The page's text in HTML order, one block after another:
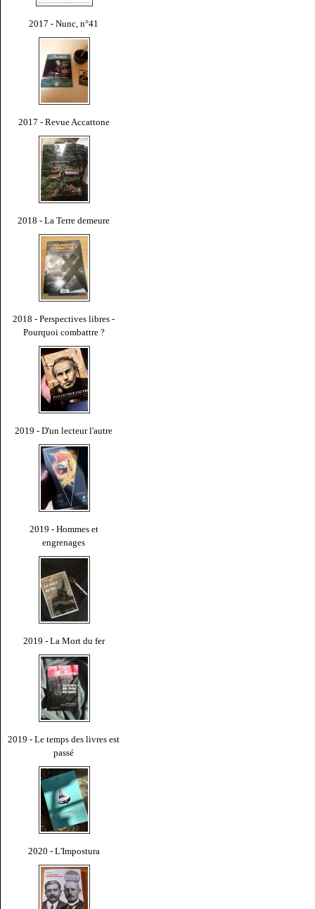
2017 - Nunc, n°41
2017 - Revue Accattone
2018 - La Terre demeure
2018 - Perspectives libres -
Pourquoi combattre ?
2019 - D'un lecteur l'autre
2019 - Hommes et
engrenages
2019 - La Mort du fer
2019 - Le temps des livres est
passé
2020 - L'Impostura